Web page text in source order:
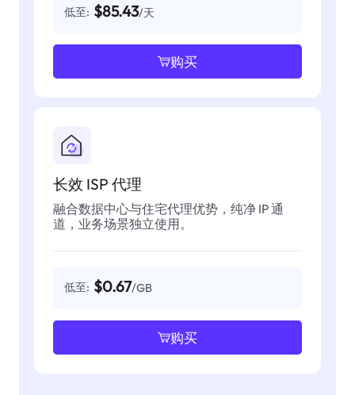
低至: $85.43/天
购买
长效 ISP 代理
融合数据中心与住宅代理优势，纯净 IP 通
道，业务场景独立使用。
低至: $0.67/GB
购买